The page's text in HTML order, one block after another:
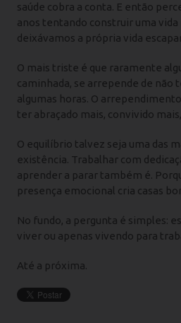
saúde cobra a conta. E então
anos tentando construir uma
deixávamos a própria vida
O mais triste é que raramente
caminhada, se arrepende de não
algumas horas. O
ter abraçado mais, convivido
O equilíbrio talvez seja uma das
existência. Trabalhar com
aprender a parar também é.
presença emocional cria casas
No fundo, a pergunta é simples:
viver ou apenas vivendo para
Até a próxima.